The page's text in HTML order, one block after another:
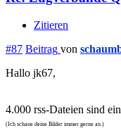
Zitieren
#87 Beitrag von
Hallo jk67,
4.000 rss-Dateien sind
(Ich schaue deine Bilder immer gerne an.)